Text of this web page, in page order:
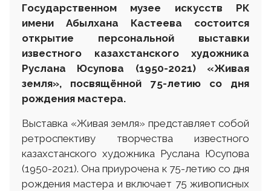
Государственном музее искусств РК
имени Абылхана Кастеева состоится
открытие персональной выставки
известного казахстанского художника
Руслана Юсупова (1950-2021) «Живая
земля», посвящённой 75-летию со дня
рождения мастера.
Выставка «Живая земля» представляет собой
ретроспективу творчества известного
казахстанского художника Руслана Юсупова
(1950-2021). Она приурочена к 75-летию со дня
рождения мастера и включает 75 живописных